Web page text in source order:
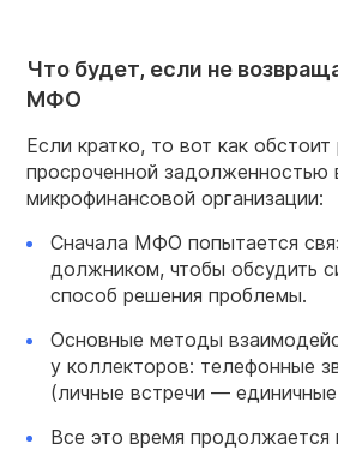
Что будет, если не
МФО
Если кратко, то вот как обстоит
просроченной задолженностью
микрофинансовой организации:
Сначала МФО попытается
должником, чтобы обсудить
способ решения проблемы.
Основные методы
у коллекторов: телефонные
(личные встречи —
Все это время продолжается